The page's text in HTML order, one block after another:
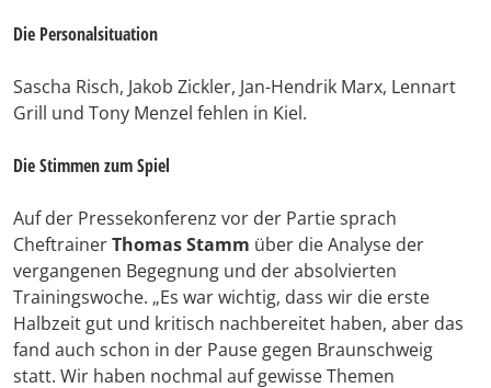
Die Personalsituation
Sascha Risch, Jakob Zickler, Jan-Hendrik Marx, Lennart
Grill und Tony Menzel fehlen in Kiel.
Die Stimmen zum Spiel
Auf der Pressekonferenz vor der Partie sprach
CheftrainerThomas Stamm über die Analyse der
vergangenen Begegnung und der absolvierten
Trainingswoche. „Es war wichtig, dass wir die erste
Halbzeit gut und kritisch nachbereitet haben, aber das
fand auch schon in der Pause gegen Braunschweig
statt. Wir haben nochmal auf gewisse Themen